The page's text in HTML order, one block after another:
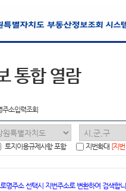
통합 열람
주소입력조회
토지이용규제사항 포함
지번확대 [지
명주소 선택시 지번주소로 변환하여 검색합